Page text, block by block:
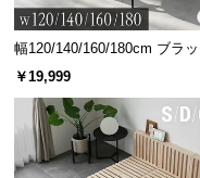
幅120/140/160/180cm ブラッ
レーム ダイニング 大理石調
￥19,999